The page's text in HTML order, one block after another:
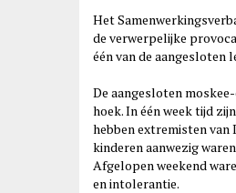
Het
de verwerpelijke
één van de aangesloten
De aangesloten
hoek. In één week tijd
hebben extremisten
kinderen aanwezig
Afgelopen weekend
en intolerantie.